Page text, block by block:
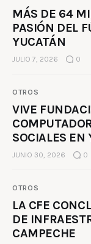
MÁS DE 64
PASIÓN DEL
YUCATÁN
JULIO 7, 2026 0
OTROS
VIVE
SOCIALES EN
JUNIO 30, 2026 0
OTROS
LA CFE
DE
CAMPECHE